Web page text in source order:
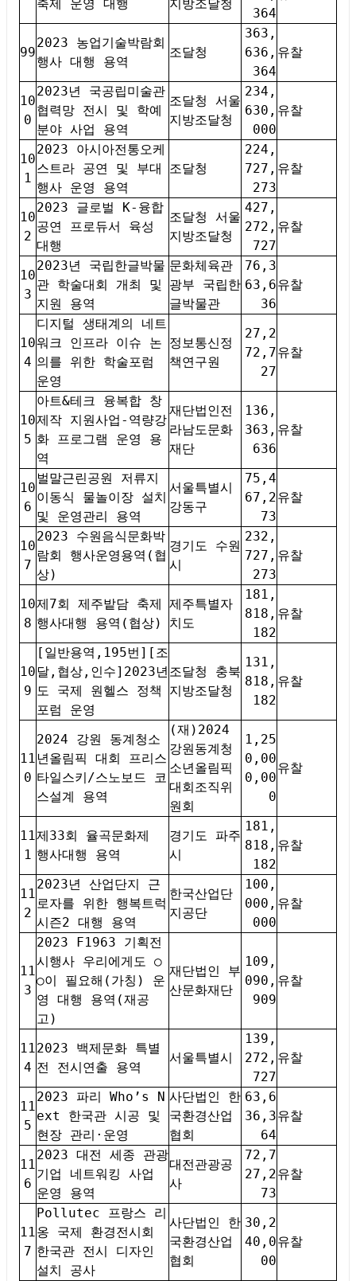
축제 운영 대행 지방조달청
364
99
2023 농업기술박람회
행사 대행 용역
조달청
363,
636,
364
유찰
10
0
2023년 국공립미술관
협력망 전시 및 학예
분야 사업 용역
조달청 서울
지방조달청
234,
630,
000
유찰
10
1
2023 아시아전통오케
스트라 공연 및 부대
행사 운영 용역
조달청
224,
727,
273
유찰
10
2
2023 글로벌 K-융합
공연 프로듀서 육성
대행
조달청 서울
지방조달청
427,
272,
727
유찰
10
3
2023년 국립한글박물
관 학술대회 개최 및
지원 용역
문화체육관
광부 국립한
글박물관
76,3
63,6
36
유찰
10
4
디지털 생태계의 네트
워크 인프라 이슈 논
의를 위한 학술포럼
운영
정보통신정
책연구원
27,2
72,7
27
유찰
10
5
아트&테크 융복합 창
제작 지원사업-역량강
화 프로그램 운영 용
역
재단법인전
라남도문화
재단
136,
363,
636
유찰
10
6
벌말근린공원 저류지
이동식 물놀이장 설치
및 운영관리 용역
서울특별시
강동구
75,4
67,2
73
유찰
10
7
2023 수원음식문화박
람회 행사운영용역(협
상)
경기도 수원
시
232,
727,
273
유찰
10
8
제7회 제주밭담 축제
행사대행 용역(협상)
제주특별자
치도
181,
818,
182
유찰
10
9
[일반용역,195번][조
달,협상,인수]2023년
도 국제 원헬스 정책
포럼 운영
조달청 충북
지방조달청
131,
818,
182
유찰
11
0
2024 강원 동계청소
년올림픽 대회 프리스
타일스키/스노보드 코
스설계 용역
(재)2024
강원동계청
소년올림픽
대회조직위
원회
1,25
0,00
0,00
0
유찰
11
1
제33회 율곡문화제
행사대행 용역
경기도 파주
시
181,
818,
182
유찰
11
2
2023년 산업단지 근
로자를 위한 행복트럭
시즌2 대행 용역
한국산업단
지공단
100,
000,
000
유찰
11
3
2023 F1963 기획전
시행사 우리에게도 ○
○이 필요해(가칭) 운
영 대행 용역(재공
고)
재단법인 부
산문화재단
109,
090,
909
유찰
11
4
2023 백제문화 특별
전 전시연출 용역
서울특별시
139,
272,
727
유찰
11
5
2023 파리 Who’s N
ext 한국관 시공 및
현장 관리·운영
사단법인 한
국환경산업
협회
63,6
36,3
64
유찰
11
6
2023 대전 세종 관광
기업 네트워킹 사업
운영 용역
대전관광공
사
72,7
27,2
73
유찰
11
7
Pollutec 프랑스 리
옹 국제 환경전시회
한국관 전시 디자인
설치 공사
사단법인 한
국환경산업
협회
30,2
40,0
00
유찰